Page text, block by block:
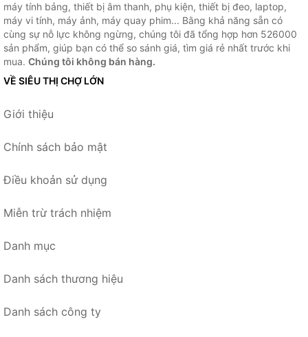
máy tính bảng, thiết bị âm thanh, phụ kiện, thiết bị đeo, laptop,
máy vi tính, máy ảnh, máy quay phim... Bằng khả năng sẵn có
cùng sự nỗ lực không ngừng, chúng tôi đã tổng hợp hơn 526000
sản phẩm, giúp bạn có thể so sánh giá, tìm giá rẻ nhất trước khi
mua. Chúng tôi không bán hàng.
VỀ SIÊU THỊ CHỢ LỚN
Giới thiệu
Chính sách bảo mật
Điều khoản sử dụng
Miễn trừ trách nhiệm
Danh mục
Danh sách thương hiệu
Danh sách công ty